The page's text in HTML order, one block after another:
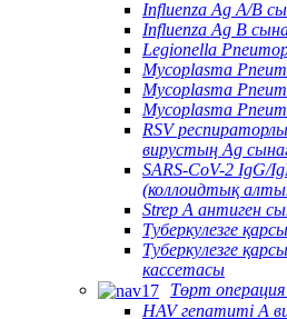
Influenza Ag A/B
Influenza Ag B
Legionella
Mycoplasma
Mycoplasma
Mycoplasma
RSV
вирустың Ag
SARS-CoV-2 IgG/
(коллоидтық
Strep A антиген
Туберкулезге
Туберкулезге
кассетасы
Төрт
HAV гепатиті А